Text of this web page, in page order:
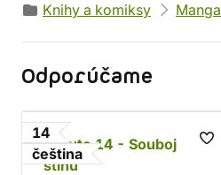
Knihy a komiksy
Manga
Odporúčame
14
čeština
Naruto 14 - Souboj
stínů